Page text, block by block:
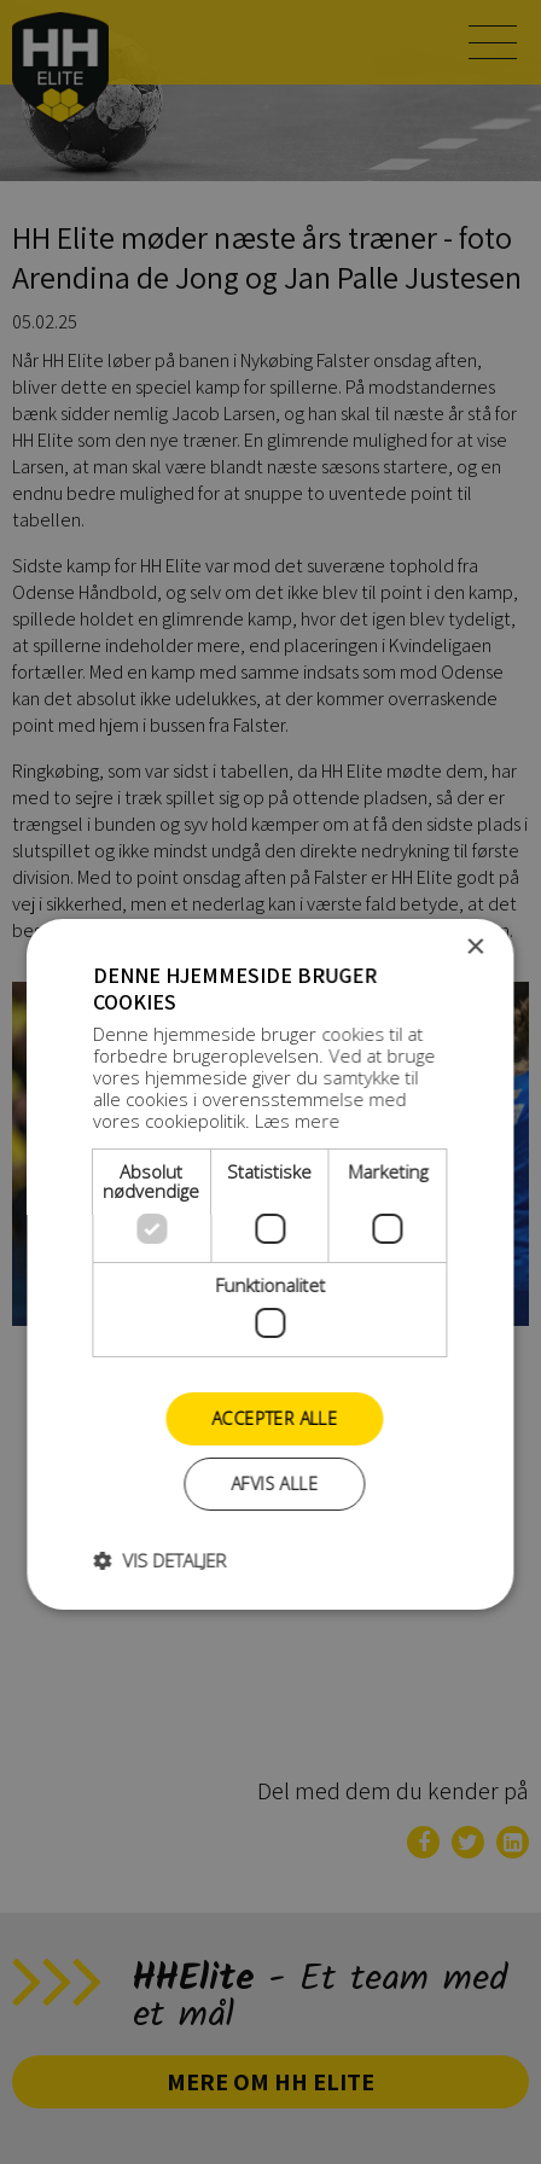
HH Elite møder næste års træner - foto
Arendina de Jong og Jan Palle Justesen
05.02.25
Når HH Elite løber på banen i Nykøbing Falster onsdag aften,
bliver dette en speciel kamp for spillerne. På modstandernes
bænk sidder nemlig Jacob Larsen, og han skal til næste år stå for
HH Elite som den nye træner. En glimrende mulighed for at vise
Larsen, at man skal være blandt næste sæsons startere, og en
endnu bedre mulighed for at snuppe to uventede point til
tabellen.
Sidste kamp for HH Elite var mod det suveræne tophold fra
Odense Håndbold, og selv om det ikke blev til point i den kamp,
spillede holdet en glimrende kamp, hvor det igen blev tydeligt,
at spillerne indeholder mere, end placeringen i Kvindeligaen
fortæller. Med en kamp med samme indsats som mod Odense
kan det absolut ikke udelukkes, at der kommer overraskende
point med hjem i bussen fra Falster.
Ringkøbing, som var sidst i tabellen, da HH Elite mødte dem, har
med to sejre i træk spillet sig op på ottende pladsen, så der er
trængsel i bunden og syv hold kæmper om at få den sidste plads i
slutspillet og ikke mindst undgå den direkte nedrykning til første
division. Med to point onsdag aften på Falster er HH Elite godt på
vej i sikkerhed, men et nederlag kan i værste fald betyde, at det
begynder at knibe med muligheder for at komme op i tabellen.
Del med dem du kender på
HHElite - Et team med
et mål
MERE OM HH ELITE
×
DENNE HJEMMESIDE BRUGER
COOKIES
Denne hjemmeside bruger cookies til at
forbedre brugeroplevelsen. Ved at bruge
vores hjemmeside giver du samtykke til
alle cookies i overensstemmelse med
vores cookiepolitik. Læs mere
Absolut
nødvendige
Statistiske Marketing
Funktionalitet
ACCEPTER ALLE
AFVIS ALLE
VIS DETALJER